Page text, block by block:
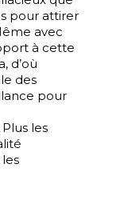
pour attirer
avec
à cette
d’où
des
pour
les